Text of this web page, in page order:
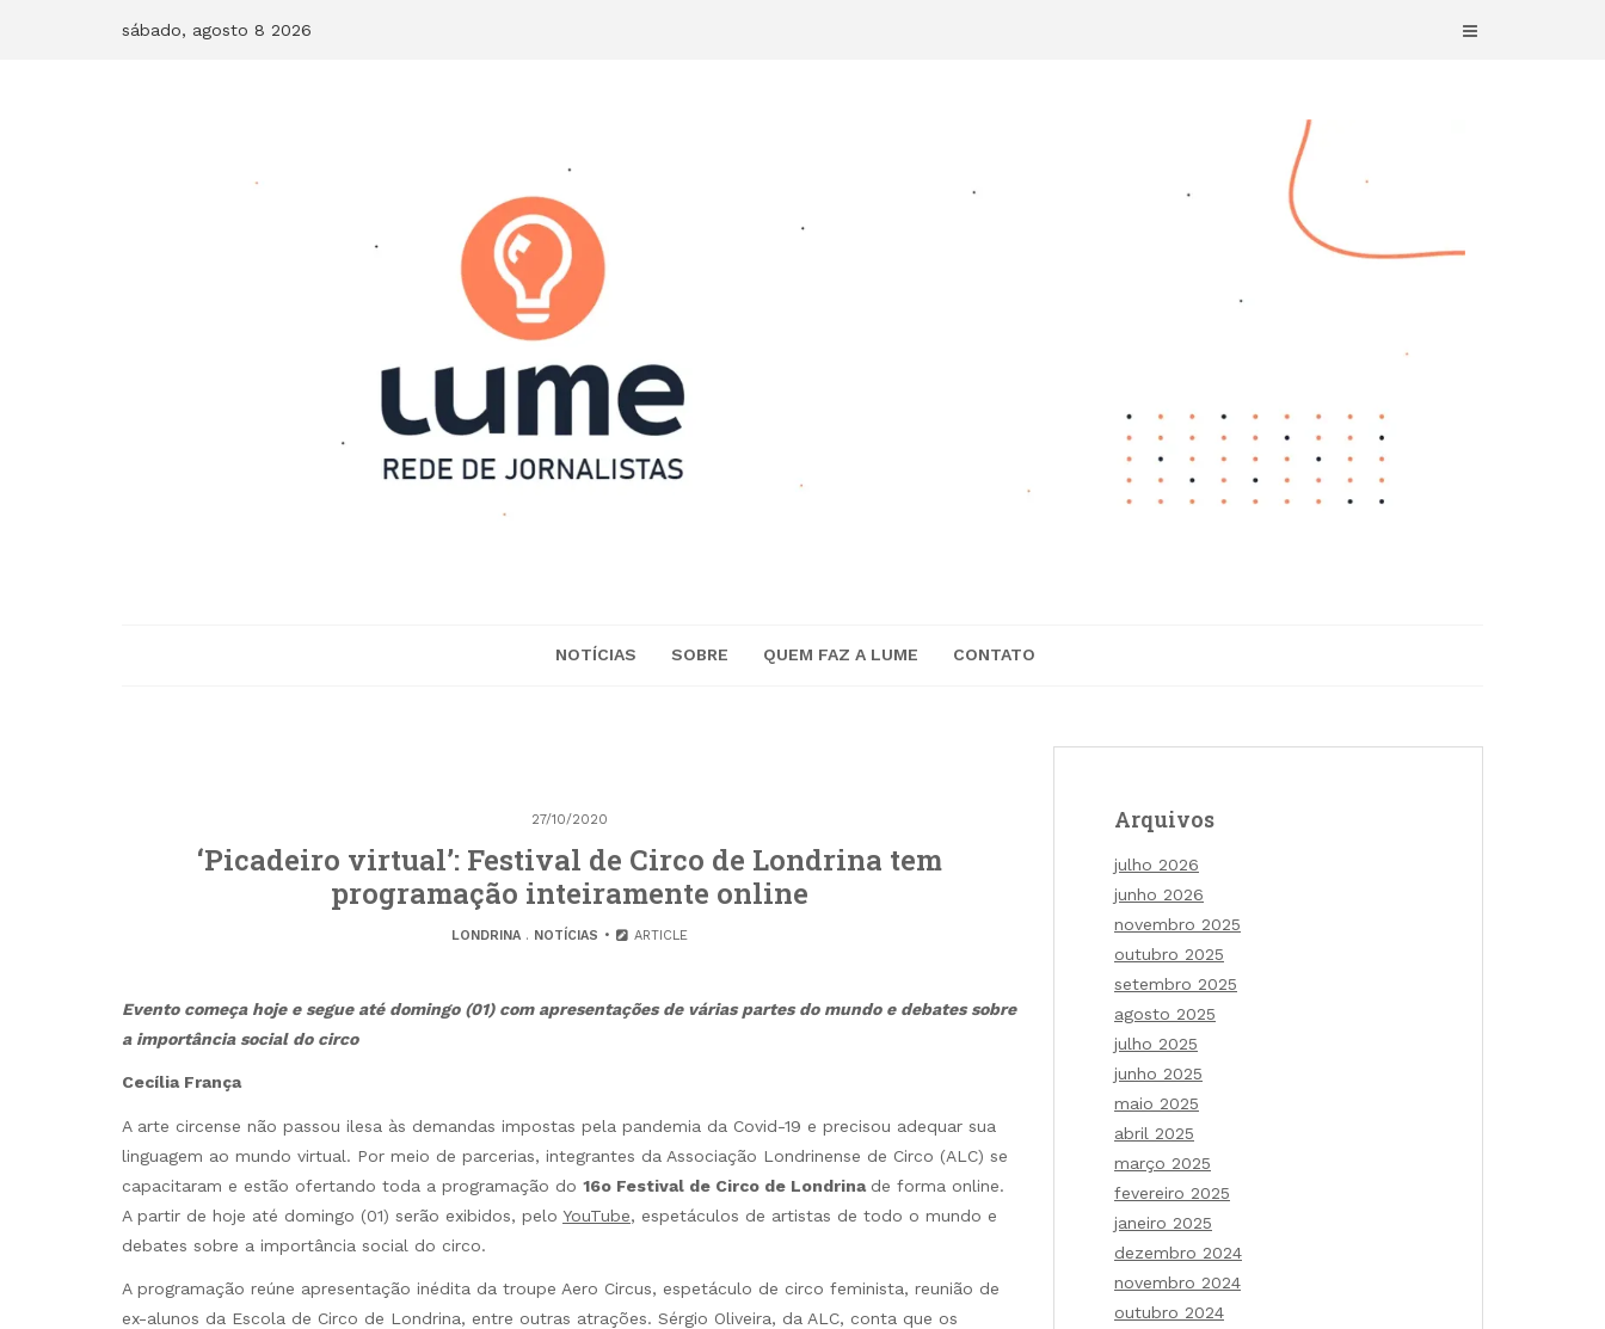
sábado, agosto 8 2026
NOTÍCIAS SOBRE QUEM FAZ A LUME CONTATO
27/10/2020
‘Picadeiro virtual’: Festival de Circo de Londrina tem
programação inteiramente online
LONDRINA. NOTÍCIAS ARTICLE
Evento começa hoje e segue até domingo (01) com apresentações de várias partes do mundo e debates sobre
a importância social do circo
Cecília França
A arte circense não passou ilesa às demandas impostas pela pandemia da Covid-19 e precisou adequar sua
linguagem ao mundo virtual. Por meio de parcerias, integrantes da Associação Londrinense de Circo (ALC) se
capacitaram e estão ofertando toda a programação do 16o Festival de Circo de Londrina de forma online.
A partir de hoje até domingo (01) serão exibidos, pelo YouTube, espetáculos de artistas de todo o mundo e
debates sobre a importância social do circo.
A programação reúne apresentação inédita da troupe Aero Circus, espetáculo de circo feminista, reunião de
ex-alunos da Escola de Circo de Londrina, entre outras atrações. Sérgio Oliveira, da ALC, conta que os
Arquivos
julho 2026
junho 2026
novembro 2025
outubro 2025
setembro 2025
agosto 2025
julho 2025
junho 2025
maio 2025
abril 2025
março 2025
fevereiro 2025
janeiro 2025
dezembro 2024
novembro 2024
outubro 2024